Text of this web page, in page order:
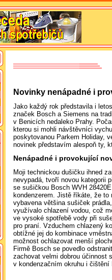
Novinky nenápadné i
Jako každý rok představila i
značek Bosch a Siemens na
v Benicích nedaleko Prahy.
kterou si mohli návštěvníci
poskytovanou Parkem Holiday,
novinek představím alespoň ty,
Nenápadné i provokující
Moji technickou dušičku ihned
nevypadá, tvoří novou kategorii
se sušičkou Bosch WVH
kondenzerem. Jistě říkáte, že
vybavena většina sušiček
využívalo chlazení vodou, což
ve vysoké spotřebě vody při
pro praní. Vzduchem chlazený
obtížné jej do kombinace
možnost ochlazovat menší
Firmě Bosch se povedlo
zachovat velmi dobrou účinnost
v kondenzačním okruhu i čištění